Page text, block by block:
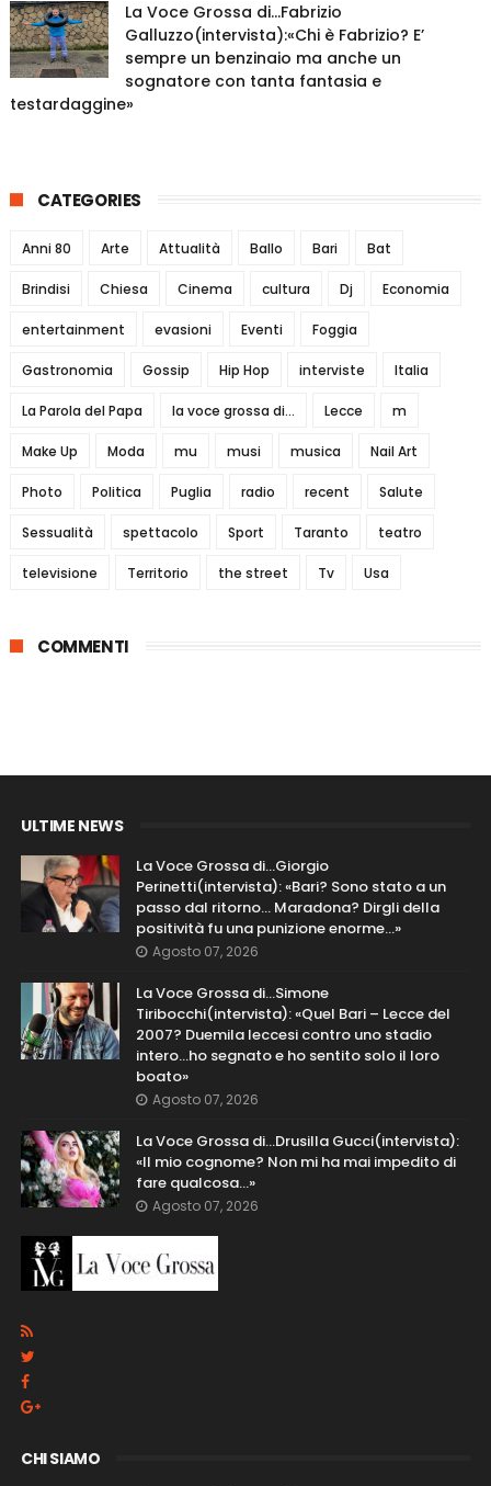
La Voce Grossa di…Fabrizio
Galluzzo(intervista):«Chi è Fabrizio? E’
sempre un benzinaio ma anche un
sognatore con tanta fantasia e
testardaggine»
CATEGORIES
Anni 80 Arte Attualità Ballo Bari Bat
Brindisi Chiesa Cinema cultura Dj Economia
entertainment evasioni Eventi Foggia
Gastronomia Gossip Hip Hop interviste Italia
La Parola del Papa la voce grossa di... Lecce m
Make Up Moda mu musi musica Nail Art
Photo Politica Puglia radio recent Salute
Sessualità spettacolo Sport Taranto teatro
televisione Territorio the street Tv Usa
COMMENTI
ULTIME NEWS
La Voce Grossa di…Giorgio
Perinetti(intervista): «Bari? Sono stato a un
passo dal ritorno... Maradona? Dirgli della
positività fu una punizione enorme…»
Agosto 07, 2026
La Voce Grossa di…Simone
Tiribocchi(intervista): «Quel Bari – Lecce del
2007? Duemila leccesi contro uno stadio
intero...ho segnato e ho sentito solo il loro
boato»
Agosto 07, 2026
La Voce Grossa di…Drusilla Gucci(intervista):
«Il mio cognome? Non mi ha mai impedito di
fare qualcosa…»
Agosto 07, 2026
CHI SIAMO